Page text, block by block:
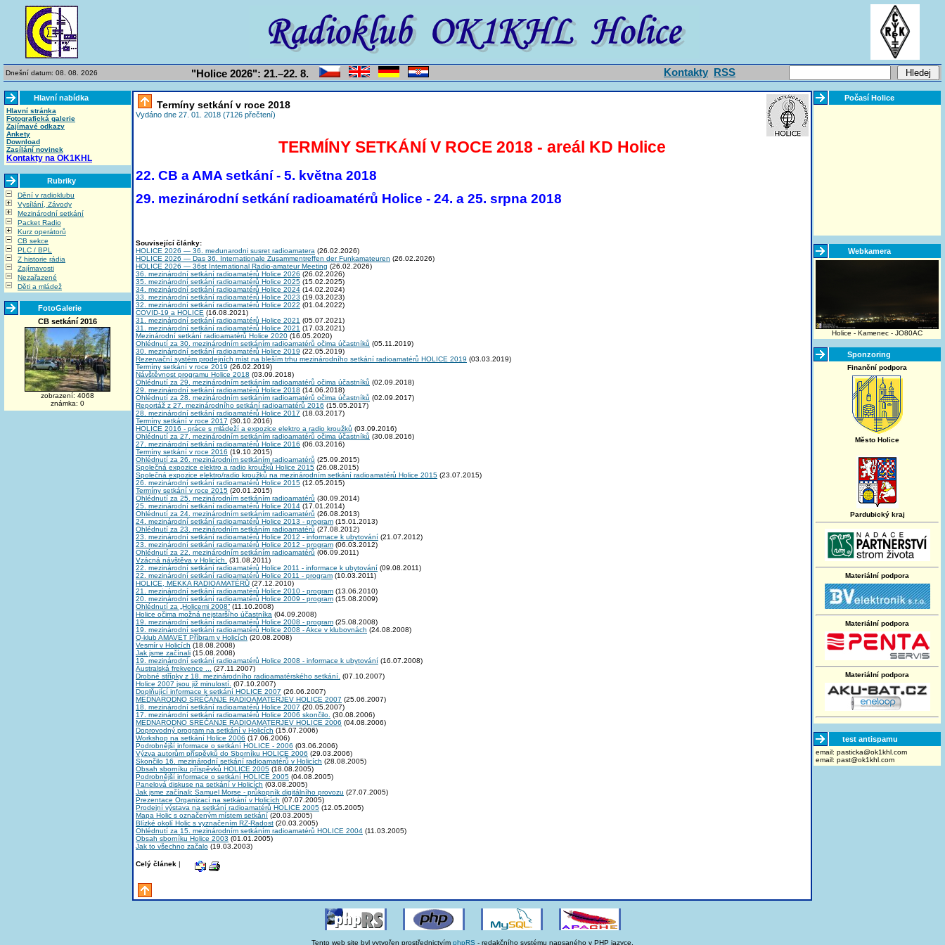
Dnešní datum: 08. 08. 2026 "Holice 2026": 21.–22. 8. Kontakty RSS
Hlavní nabídka
Hlavní stránka
Fotografická galerie
Zajímavé odkazy
Ankety
Download
Zasílání novinek
Kontakty na OK1KHL
Rubriky
Dění v radioklubu
Vysílání, Závody
Mezinárodní setkání
Packet Radio
Kurz operátorů
CB sekce
PLC / BPL
Z historie rádia
Zajímavosti
Nezařazené
Děti a mládež
FotoGalerie
CB setkání 2016
zobrazení: 4068
známka: 0
Termíny setkání v roce 2018
Vydáno dne 27. 01. 2018 (7126 přečtení)
TERMÍNY SETKÁNÍ V ROCE 2018 - areál KD Holice
22. CB a AMA setkání - 5. května 2018
29. mezinárodní setkání radioamatérů Holice - 24. a 25. srpna 2018
Související články:
HOLICE 2026 — 36. međunarodni susret radioamatera (26.02.2026)
HOLICE 2026 — Das 36. Internationale Zusammentreffen der Funkamateuren (26.02.2026)
HOLICE 2026 — 36st International Radio-amateur Meeting (26.02.2026)
36. mezinárodní setkání radioamatérů Holice 2026 (26.02.2026)
35. mezinárodní setkání radioamatérů Holice 2025 (15.02.2025)
34. mezinárodní setkání radioamatérů Holice 2024 (14.02.2024)
33. mezinárodní setkání radioamatérů Holice 2023 (19.03.2023)
32. mezinárodní setkání radioamatérů Holice 2022 (01.04.2022)
COVID-19 a HOLICE (16.08.2021)
31. mezinárodní setkání radioamatérů Holice 2021 (05.07.2021)
31. mezinárodní setkání radioamatérů Holice 2021 (17.03.2021)
Mezinárodní setkání radioamatérů Holice 2020 (16.05.2020)
Ohlédnutí za 30. mezinárodním setkáním radioamatérů očima účastníků (05.11.2019)
30. mezinárodní setkání radioamatérů Holice 2019 (22.05.2019)
Rezervační systém prodejních míst na bleším trhu mezinárodního setkání radioamatérů HOLICE 2019 (03.03.2019)
Termíny setkání v roce 2019 (26.02.2019)
Návštěvnost programu Holice 2018 (03.09.2018)
Ohlédnutí za 29. mezinárodním setkáním radioamatérů očima účastníků (02.09.2018)
29. mezinárodní setkání radioamatérů Holice 2018 (14.06.2018)
Ohlédnutí za 28. mezinárodním setkáním radioamatérů očima účastníků (02.09.2017)
Reportáž z 27. mezinárodního setkání radioamatérů 2016 (15.05.2017)
28. mezinárodní setkání radioamatérů Holice 2017 (18.03.2017)
Termíny setkání v roce 2017 (30.10.2016)
HOLICE 2016 - práce s mládeží a expozice elektro a radio kroužků (03.09.2016)
Ohlédnutí za 27. mezinárodním setkáním radioamatérů očima účastníků (30.08.2016)
27. mezinárodní setkání radioamatérů Holice 2016 (06.03.2016)
Termíny setkání v roce 2016 (19.10.2015)
Ohlédnutí za 26. mezinárodním setkáním radioamatérů (25.09.2015)
Společná expozice elektro a radio kroužků Holice 2015 (26.08.2015)
Společná expozice elektro/radio kroužků na mezinárodním setkání radioamatérů Holice 2015 (23.07.2015)
26. mezinárodní setkání radioamatérů Holice 2015 (12.05.2015)
Termíny setkání v roce 2015 (20.01.2015)
Ohlédnutí za 25. mezinárodním setkáním radioamatérů (30.09.2014)
25. mezinárodní setkání radioamatérů Holice 2014 (17.01.2014)
Ohlédnutí za 24. mezinárodním setkáním radioamatérů (26.08.2013)
24. mezinárodní setkání radioamatérů Holice 2013 - program (15.01.2013)
Ohlédnutí za 23. mezinárodním setkáním radioamatérů (27.08.2012)
23. mezinárodní setkání radioamatérů Holice 2012 - informace k ubytování (21.07.2012)
23. mezinárodní setkání radioamatérů Holice 2012 - program (06.03.2012)
Ohlédnutí za 22. mezinárodním setkáním radioamatérů (06.09.2011)
Vzácná návštěva v Holicích.
(31.08.2011)
22. mezinárodní setkání radioamatérů Holice 2011 - informace k ubytování (09.08.2011)
22. mezinárodní setkání radioamatérů Holice 2011 - program (10.03.2011)
HOLICE, MEKKA RADIOAMATÉRŮ (27.12.2010)
21. mezinárodní setkání radioamatérů Holice 2010 - program (13.06.2010)
20. mezinárodní setkání radioamatérů Holice 2009 - program (15.08.2009)
Ohlédnutí za „Holicemi 2008” (11.10.2008)
Holice očima možná nejstaršího účastníka (04.09.2008)
19. mezinárodní setkání radioamatérů Holice 2008 - program (25.08.2008)
19. mezinárodní setkání radioamatérů Holice 2008 - Akce v klubovnách (24.08.2008)
Q-klub AMAVET Příbram v Holicích (20.08.2008)
Vesmír v Holicích (18.08.2008)
Jak jsme začínali (15.08.2008)
19. mezinárodní setkání radioamatérů Holice 2008 - informace k ubytování (16.07.2008)
Australská frekvence ...
(27.11.2007)
Drobné střípky z 18. mezinárodního radioamatérského setkání. (07.10.2007)
Holice 2007 jsou již minulostí. (07.10.2007)
Doplňující informace k setkání HOLICE 2007 (26.06.2007)
MEDNARODNO SREČANJE RADIOAMATERJEV HOLICE 2007 (25.06.2007)
18. mezinárodní setkání radioamatérů Holice 2007 (20.05.2007)
17. mezinárodní setkání radioamatérů Holice 2006 skončilo. (30.08.2006)
MEDNARODNO SREČANJE RADIOAMATERJEV HOLICE 2006 (04.08.2006)
Doprovodný program na setkání v Holicích (15.07.2006)
Workshop na setkání Holice 2006 (17.06.2006)
Podrobnější informace o setkání HOLICE - 2006 (03.06.2006)
Výzva autorům příspěvků do Sborníku HOLICE 2006 (29.03.2006)
Skončilo 16. mezinárodní setkání radioamatérů v Holicích (28.08.2005)
Obsah sborníku příspěvků HOLICE 2005 (18.08.2005)
Podrobnější informace o setkání HOLICE 2005 (04.08.2005)
Panelová diskuse na setkání v Holicích (03.08.2005)
Jak jsme začínali: Samuel Morse - průkopník digitálního provozu (27.07.2005)
Prezentace Organizací na setkání v Holicích (07.07.2005)
Prodejní výstava na setkání radioamatérů HOLICE 2005 (12.05.2005)
Mapa Holic s označeným místem setkání (20.03.2005)
Blízké okolí Holic s vyznačením RZ-Radost (20.03.2005)
Ohlédnutí za 15. mezinárodním setkáním radioamatérů HOLICE 2004 (11.03.2005)
Obsah sborníku Holice 2003 (01.01.2005)
Jak to všechno začalo (19.03.2003)
Celý článek |
Počasí Holice
Webkamera
Holice - Kamenec - JO80AC
Sponzoring
Finanční podpora
Město Holice
Pardubický kraj
Materiální podpora
Materiální podpora
Materiální podpora
test antispamu
email: moc.lhk1ko@akcitsap
email: past@ok1khl.com
Tento web site byl vytvořen prostřednictvím phpRS - redakčního systému napsaného v PHP jazyce.